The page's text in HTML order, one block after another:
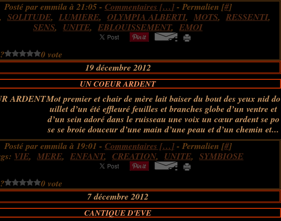
Posté par emmila à 21:05 - Commentaires […]- Permalien [#]
SOLITUDE, LUMIERE, OLYMPIA ALBERTI, MOTS, RESSENTI,
SENS, UNITE, EBLOUISSEMENT, EMOI
0 vote
19 décembre 2012
UN COEUR ARDENT
Mot premier et chair de mère lait baiser du bout des yeux nid do
uillet d’un été effleuré feuilles et branches globe d’un ventre et
d’un sein adoré dans le ruisseau une voix un cœur ardent se po
se se broie douceur d’une main d’une peau et d’un chemin et...
Posté par emmila à 19:01 - Commentaires […]- Permalien [#]
VIE, MERE, ENFANT, CREATION, UNITE, SYMBIOSE
0 vote
7 décembre 2012
CANTIQUE D'EVE